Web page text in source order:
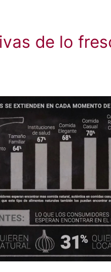
de lo